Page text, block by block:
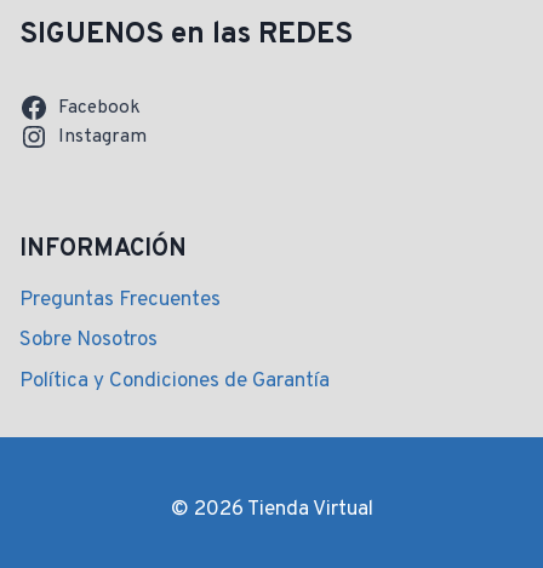
SIGUENOS en las REDES
Facebook
Instagram
INFORMACIÓN
Preguntas Frecuentes
Sobre Nosotros
Política y Condiciones de Garantía
© 2026 Tienda Virtual